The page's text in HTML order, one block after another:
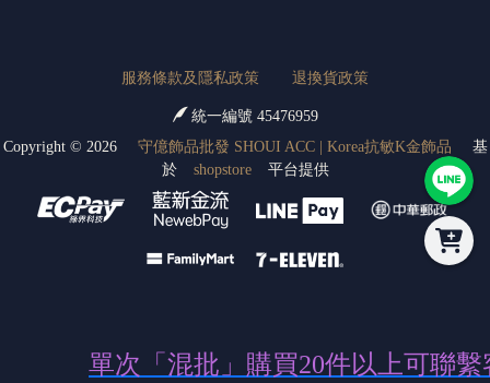
次「混批」購買20 件以上可聯繫客服開
服務條款及隱私政策 退換貨政策
統一編號 45476959
Copyright © 2026 守億飾品批發 SHOUI ACC | Korea抗敏K金飾品
基
於
shopstore 平台提供